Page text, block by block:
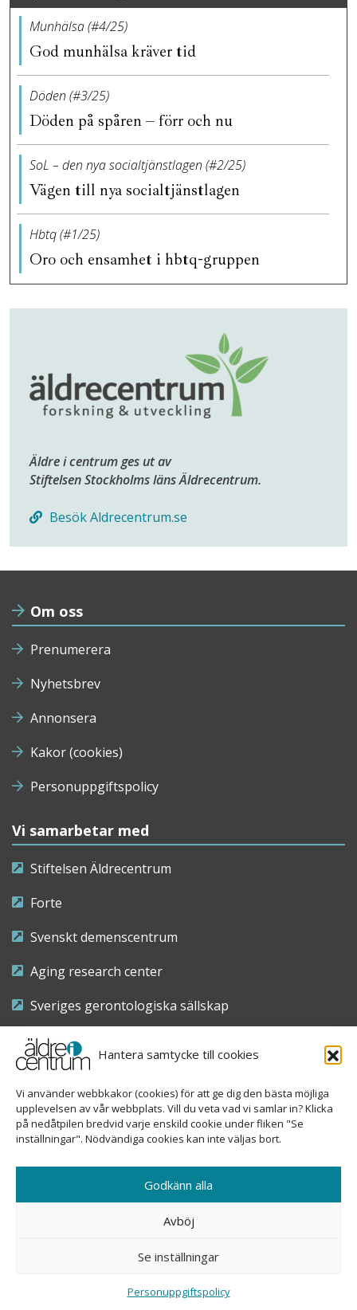
Hantera samtycke till cookies
Vi använder webbkakor (cookies) för att ge dig den bästa möjliga
upplevelsen av vår webbplats. Vill du veta vad vi samlar in? Klicka
på nedåtpilen bredvid varje enskild cookie under fliken "Se
inställningar". Nödvändiga cookies kan inte väljas bort.
Godkänn alla
Avböj
Se inställningar
Personuppgiftspolicy
Munhälsa (#4/25)
God munhälsa kräver tid
Döden (#3/25)
Döden på spåren – förr och nu
SoL – den nya socialtjänstlagen (#2/25)
Vägen till nya socialtjänstlagen
Hbtq (#1/25)
Oro och ensamhet i hbtq-gruppen
Äldre i centrum ges ut av
Stiftelsen Stockholms läns Äldrecentrum.
Besök Aldrecentrum.se
Om oss
Prenumerera
Nyhetsbrev
Annonsera
Kakor (cookies)
Personuppgiftspolicy
Vi samarbetar med
Stiftelsen Äldrecentrum
Forte
Svenskt demenscentrum
Aging research center
Sveriges gerontologiska sällskap
Riksföreningen för sjuksköterskor inom äldre- och
demensvård
Nationellt kompetenscentrum anhöriga
Sveavägen 155, 113 46 Stockholm
08-690 58 84
info@aldreicentrum.se
Ansvarig utgivare: Åsa Hedberg Rundgren